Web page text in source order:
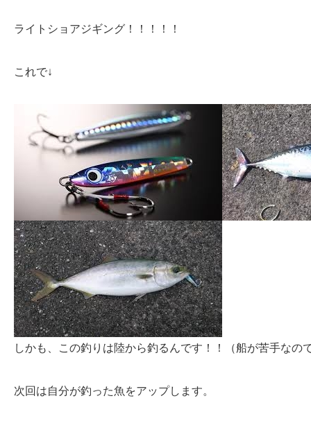
ライトショアジギング！！！！！
これで↓
しかも、この釣りは陸から釣るんです！！（船が苦手なの
次回は自分が釣った魚をアップします。